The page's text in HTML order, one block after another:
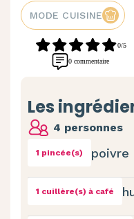
MODE CUISINE
0/5
0 commentaire
Les
4 personnes
1 pincée(s) poivre
1 cuillère(s) à café